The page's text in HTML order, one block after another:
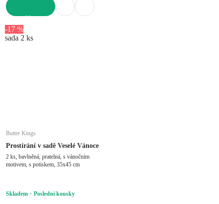
-17 %
sada 2 ks
Butter Kings
Prostírání v sadě Veselé Vánoce
2 ks, bavlněná, pratelná, s vánočním
motivem, s potiskem, 35x45 cm
Skladem Poslední kousky